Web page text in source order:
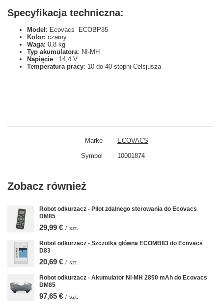
Specyfikacja techniczna:
Model: Ecovacs ECOBP85
Kolor: czarny
Waga: 0,8 kg
Typ akumulatora: NI-MH
Napięcie : 14,4 V
Temperatura pracy: 10 do 40 stopni Celsjusza
Marke ECOVACS
Symbol 10001874
Zobacz również
Robot odkurzacz - Pilot zdalnego sterowania do Ecovacs
DM85
29,99 € / szt.
Robot odkurzacz - Szczotka główna ECOMB83 do Ecovacs
D83
20,69 € / szt.
Robot odkurzacz - Akumulator Ni-MH 2850 mAh do Ecovacs
DM85
97,65 € / szt.